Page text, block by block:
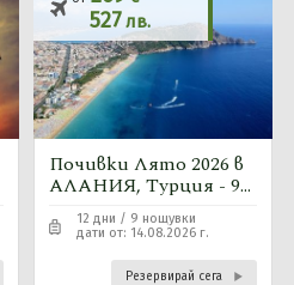
527лв.
Почивки Лято 2026 в
АЛАНИЯ, Турция - 9
нощувки автобусна
програма12 дни / 9 нощувки
дати от: 14.08.2026 г.
Резервирай сега